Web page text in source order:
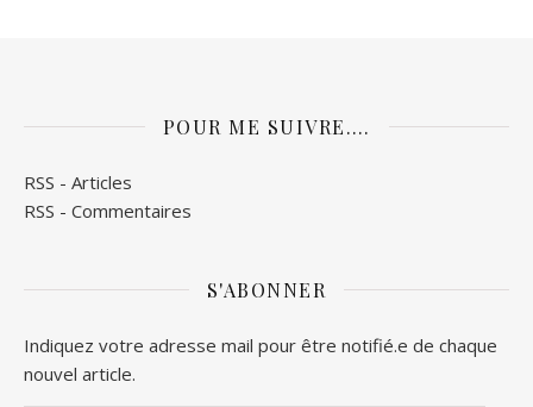
POUR ME SUIVRE….
RSS - Articles
RSS - Commentaires
S'ABONNER
Indiquez votre adresse mail pour être notifié.e de chaque
nouvel article.